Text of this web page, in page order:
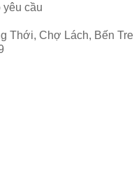
yêu cầu
Thới, Chợ Lách, Bến Tre